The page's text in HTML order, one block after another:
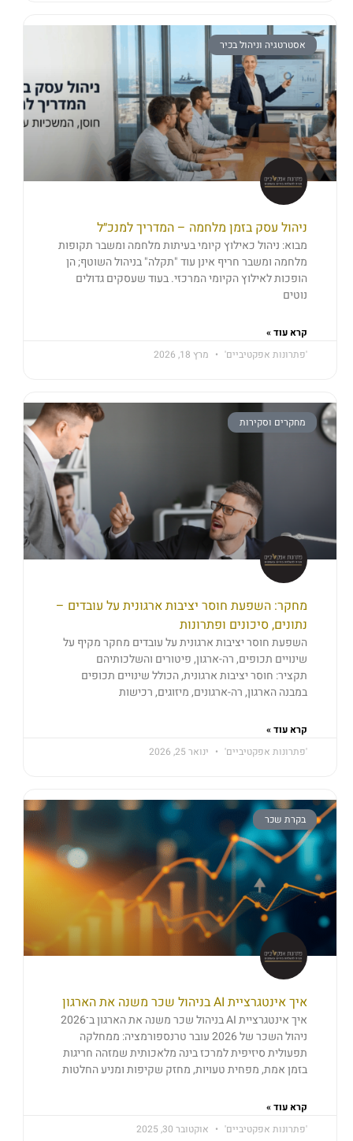
אסטרטגיה וניהול בכיר
ניהול עסק בזמן מלחמה – המדריך למנכ״ל
מבוא: ניהול כאילוץ קיומי בעיתות מלחמה ומשבר תקופות
מלחמה ומשבר חריף אינן עוד "תקלה" בניהול השוטף; הן
הופכות לאילוץ הקיומי המרכזי. בעוד שעסקים גדולים
נוטים
קרא עוד »
'פתרונות אפקטיביים'
מרץ 18, 2026
מחקרים וסקירות
מחקר: השפעת חוסר יציבות ארגונית על עובדים –
נתונים, סיכונים ופתרונות
השפעת חוסר יציבות ארגונית על עובדים מחקר מקיף על
שינויים תכופים, רה-ארגון, פיטורים והשלכותיהם
תקציר: חוסר יציבות ארגונית, הכולל שינויים תכופים
במבנה הארגון, רה-ארגונים, מיזוגים, רכישות
קרא עוד »
'פתרונות אפקטיביים'
ינואר 25, 2026
בקרת שכר
איך אינטגרציית AI בניהול שכר משנה את הארגון
איך אינטגרציית AI בניהול שכר משנה את הארגון ב־2026
ניהול השכר של 2026 עובר טרנספורמציה: ממחלקה
תפעולית סיזיפית למרכז בינה מלאכותית שמזהה חריגות
בזמן אמת, מפחית טעויות, מחזק שקיפות ומניע החלטות
קרא עוד »
'פתרונות אפקטיביים'
אוקטובר 30, 2025